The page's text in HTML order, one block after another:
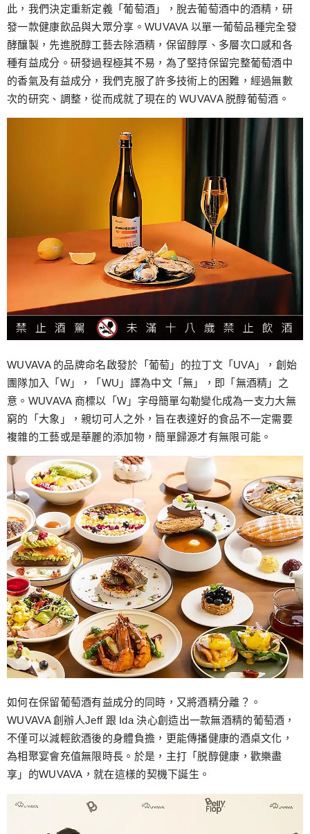
此，我們決定重新定義「葡萄酒」，脫去葡萄酒中的酒精，研
發一款健康飲品與大眾分享。WUVAVA 以單一葡萄品種完全發
酵釀製，先進脱醇工藝去除酒精，保留醇厚、多層次口感和各
種有益成分。研發過程極其不易，為了堅持保留完整葡萄酒中
的香氣及有益成分，我們克服了許多技術上的困難，經過無數
次的研究、調整，從而成就了現在的 WUVAVA 脱醇葡萄酒。
WUVAVA 的品牌命名啟發於「葡萄」的拉丁文「UVA」，創始
團隊加入「W」，「WU」譯為中文「無」，即「無酒精」之
意。WUVAVA 商標以「W」字母簡單勾勒變化成為一支力大無
窮的「大象」，親切可人之外，旨在表達好的食品不一定需要
複雜的工藝或是華麗的添加物，簡單歸源才有無限可能。
如何在保留葡萄酒有益成分的同時，又將酒精分離？。
WUVAVA 創辦人Jeff 跟 Ida 決心創造出一款無酒精的葡萄酒，
不僅可以減輕飲酒後的身體負擔，更能傳播健康的酒桌文化，
為相聚宴會充值無限時長。於是，主打「脱醇健康，歡樂盡
享」的WUVAVA，就在這樣的契機下誕生。